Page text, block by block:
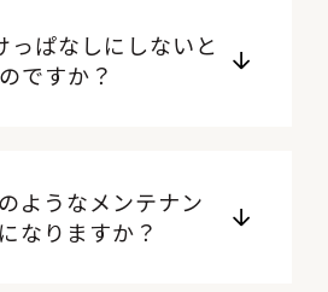
っぱなしにしないと
ですか？
ようなメンテナン
なりますか？